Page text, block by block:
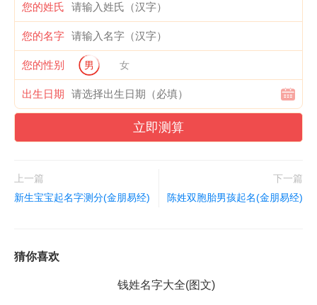
您的姓氏
您的名字
您的性别 男 女
出生日期
立即测算
上一篇
新生宝宝起名字测分(金朋易经)
下一篇
陈姓双胞胎男孩起名(金朋易经)
猜你喜欢
钱姓名字大全(图文)